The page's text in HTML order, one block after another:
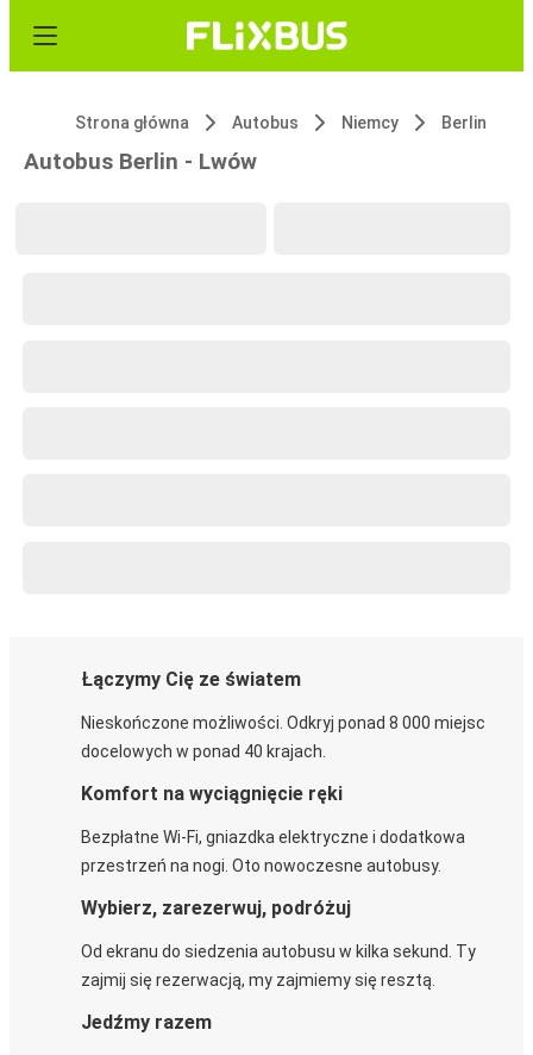
Strona główna Autobus Niemcy Berlin
Autobus Berlin - Lwów
Łączymy Cię ze światem
Nieskończone możliwości. Odkryj ponad 8 000 miejsc
docelowych w ponad 40 krajach.
Komfort na wyciągnięcie ręki
Bezpłatne Wi-Fi, gniazdka elektryczne i dodatkowa
przestrzeń na nogi. Oto nowoczesne autobusy.
Wybierz, zarezerwuj, podróżuj
Od ekranu do siedzenia autobusu w kilka sekund. Ty
zajmij się rezerwacją, my zajmiemy się resztą.
Jedźmy razem